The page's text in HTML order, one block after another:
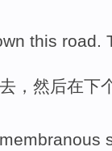
this road.
， 然后在下